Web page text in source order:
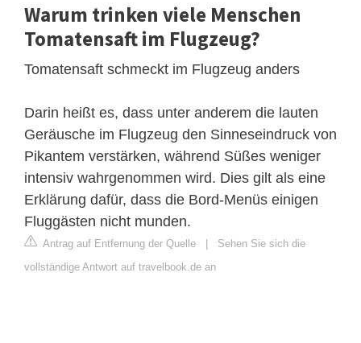
Warum trinken viele Menschen
Tomatensaft im Flugzeug?
Tomatensaft schmeckt im Flugzeug anders
Darin heißt es, dass unter anderem die lauten
Geräusche im Flugzeug den Sinneseindruck von
Pikantem verstärken, während Süßes weniger
intensiv wahrgenommen wird. Dies gilt als eine
Erklärung dafür, dass die Bord-Menüs einigen
Fluggästen nicht munden.
Antrag auf Entfernung der Quelle | Sehen Sie sich die
vollständige Antwort auf travelbook.de an